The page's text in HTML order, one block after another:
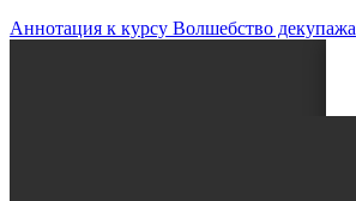
Аннотация к курсу Волшебство декупажа